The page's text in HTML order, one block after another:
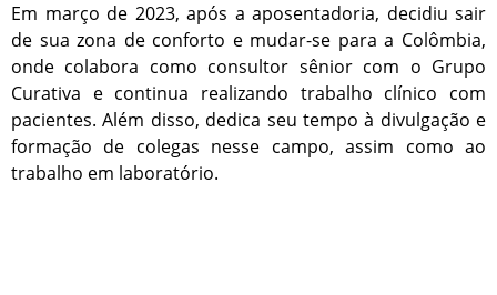
Em março de 2023, após a aposentadoria, decidiu sair
de sua zona de conforto e mudar-se para a Colômbia,
onde colabora como consultor sênior com o Grupo
Curativa e continua realizando trabalho clínico com
pacientes. Além disso, dedica seu tempo à divulgação e
formação de colegas nesse campo, assim como ao
trabalho em laboratório.